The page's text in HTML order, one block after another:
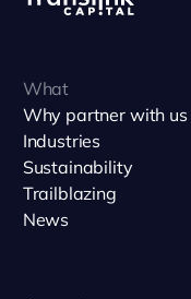
What
Why partner with us
Industries
Sustainability
Trailblazing
News